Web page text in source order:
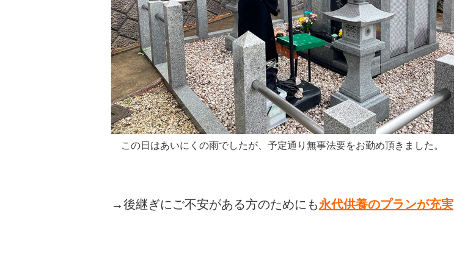
この日はあいにくの雨でしたが、予定通り無事法要をお勤め頂きました。
→後継ぎにご不安がある方のためにも永代供養のプランが充実